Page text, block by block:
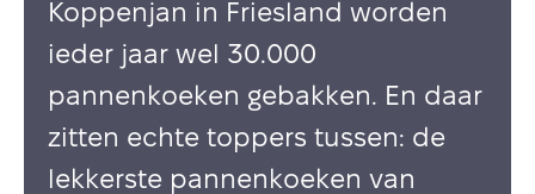
Koppenjan in Friesland worden
ieder jaar wel 30.000
pannenkoeken gebakken. En daar
zitten echte toppers tussen: de
lekkerste pannenkoeken van